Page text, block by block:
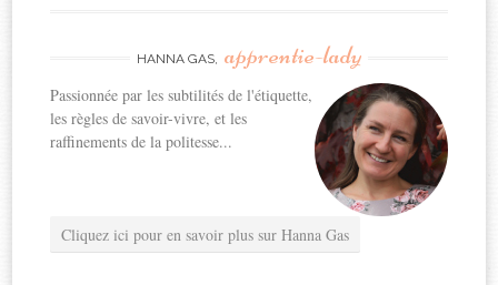
HANNA GAS, apprentie-lady
Passionnée par les subtilités de l'étiquette,
les règles de savoir-vivre, et les
raffinements de la politesse...
Cliquez ici pour en savoir plus sur Hanna Gas